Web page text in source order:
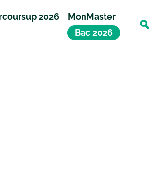
2026
MonMaster
Bac 2026